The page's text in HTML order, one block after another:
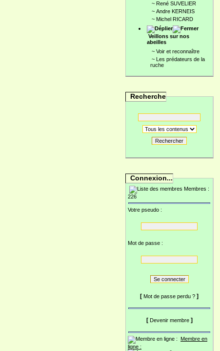
~ René SUVELIER
~ Andre KERNEIS
~ Michel RICARD
Veillons sur nos
abeilles
~ Voir et reconnaître
~ Les prédateurs de la
ruche
Recherche
Rechercher
Connexion...
Membres :
226
Votre pseudo :
Mot de passe :
[ Mot de passe perdu ? ]
[ Devenir membre]
Membre en
ligne :